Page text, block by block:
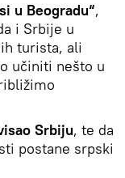
u Beogradu“,
i Srbije u
turista, ali
učiniti nešto u
Srbiju, te da
postane srpski